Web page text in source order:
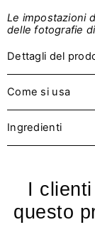
Le impostazioni
delle fotografie
Dettagli del
Come si usa
Ingredienti
I
questo